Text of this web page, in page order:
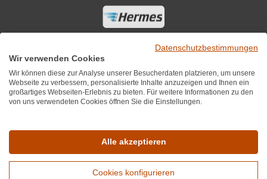
Datenschutzbestimmungen
Wir verwenden Cookies
Wir können diese zur Analyse unserer Besucherdaten platzieren, um unsere
Webseite zu verbessern, personalisierte Inhalte anzuzeigen und Ihnen ein
großartiges Webseiten-Erlebnis zu bieten. Für weitere Informationen zu den
von uns verwendeten Cookies öffnen Sie die Einstellungen.
Alle akzeptieren
Cookies konfigurieren